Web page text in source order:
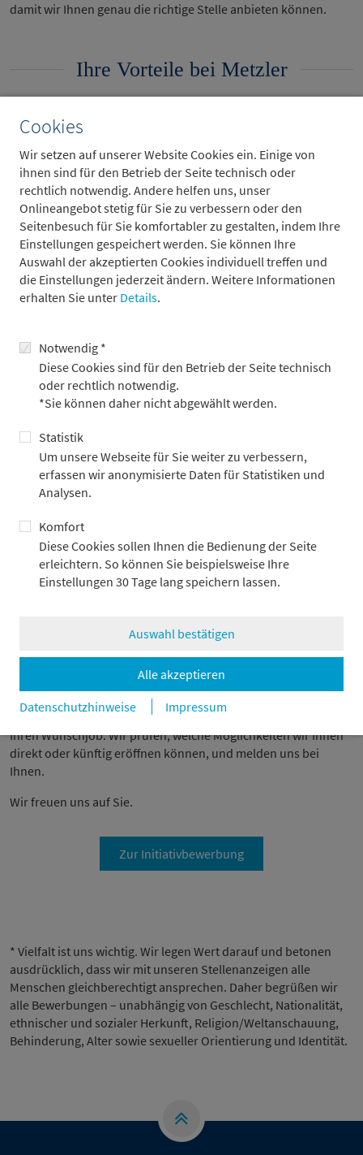
Cookies
Wir setzen auf unserer Website Cookies ein. Einige von
ihnen sind für den Betrieb der Seite technisch oder
rechtlich notwendig. Andere helfen uns, unser
Onlineangebot stetig für Sie zu verbessern oder den
Seitenbesuch für Sie komfortabler zu gestalten, indem Ihre
Einstellungen gespeichert werden. Sie können Ihre
Auswahl der akzeptierten Cookies individuell treffen und
die Einstellungen jederzeit ändern. Weitere Informationen
erhalten Sie unter Details.
Notwendig *
Diese Cookies sind für den Betrieb der Seite technisch
oder rechtlich notwendig.
*Sie können daher nicht abgewählt werden.
Statistik
Um unsere Webseite für Sie weiter zu verbessern,
erfassen wir anonymisierte Daten für Statistiken und
Analysen.
Komfort
Diese Cookies sollen Ihnen die Bedienung der Seite
erleichtern. So können Sie beispielsweise Ihre
Einstellungen 30 Tage lang speichern lassen.
Auswahl bestätigen
Alle akzeptieren
Datenschutzhinweise
Impressum
damit wir Ihnen genau die richtige Stelle anbieten können.
Ihre Vorteile bei Metzler
Viel Gestaltungsspielraum
Flache Hierarchien
Eine wertschätzende, menschliche Arbeitskultur
Gezielte Weiterbildung
Wertvolle Benefits und Work-Life-Balance-Angebote
Mögliche Förderung ehrenamtlichen Engagements
Stabilität
Sie möchten in einem Unternehmen arbeiten, das zu Ihnen
Sie wollen gestalten und etwas bewegen
Sie sind Teamplayer statt Einzelkämpfer
Sie bringen für Ihren Wunschjob die entsprechende
Sie haben als Quereinsteiger gute Gründe, warum Sie für
Ihren Wunschjob perfekt geeignet sind
Sie arbeiten bereits im „Banking & Finance“ oder finden das
Ihre Entscheidung
Wir passen zusammen? Bewerben Sie sich gleich online für
Ihren Wunschjob. Wir prüfen, welche Möglichkeiten wir Ihnen
direkt oder künftig eröffnen können, und melden uns bei
Ihnen.
Wir freuen uns auf Sie.
Zur Initiativbewerbung
* Vielfalt ist uns wichtig. Wir legen Wert darauf und betonen
ausdrücklich, dass wir mit unseren Stellenanzeigen alle
Menschen gleichberechtigt ansprechen. Daher begrüßen wir
alle Bewerbungen – unabhängig von Geschlecht, Nationalität,
ethnischer und sozialer Herkunft, Religion/Weltanschauung,
Behinderung, Alter sowie sexueller Orientierung und Identität.